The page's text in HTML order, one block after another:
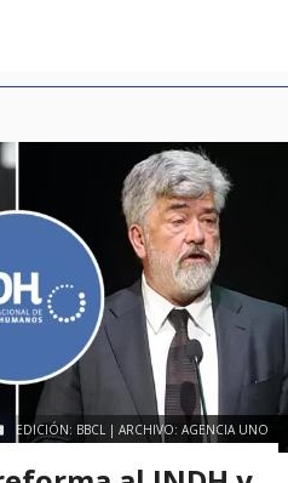
EDICIÓN: BBCL | ARCHIVO: AGENCIA UNO